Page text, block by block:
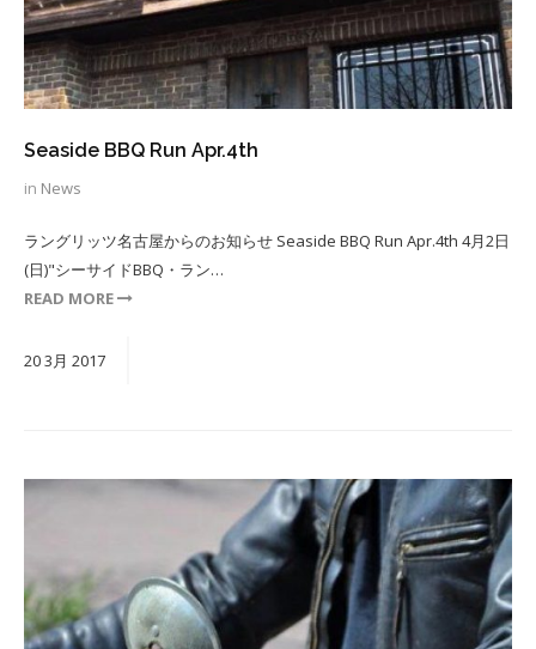
Seaside BBQ Run Apr.4th
in News
ラングリッツ名古屋からのお知らせ Seaside BBQ Run Apr.4th 4月2日
(日)"シーサイドBBQ・ラン…
READ MORE
203月 2017